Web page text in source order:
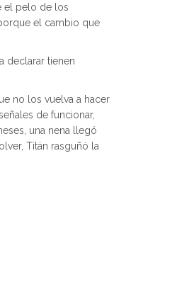
el pelo de los
el cambio que
declarar tienen
no los vuelva a hacer
de funcionar,
una nena llegó
Titán rasguñó la